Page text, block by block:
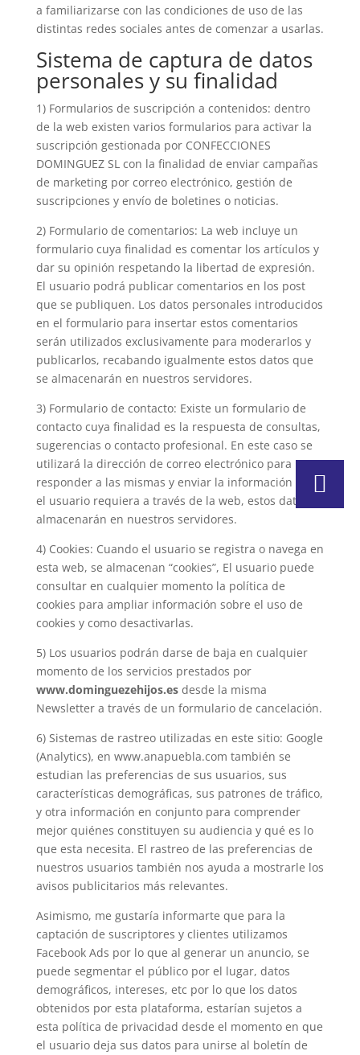
a familiarizarse con las condiciones de uso de las
distintas redes sociales antes de comenzar a usarlas.
Sistema de captura de datos
personales y su finalidad
1) Formularios de suscripción a contenidos: dentro
de la web existen varios formularios para activar la
suscripción gestionada por CONFECCIONES
DOMINGUEZ SLcon la finalidad de enviar campañas
de marketing por correo electrónico, gestión de
suscripciones y envío de boletines o noticias.
2) Formulario de comentarios: La web incluye un
formulario cuya finalidad es comentar los artículos y
dar su opinión respetando la libertad de expresión.
El usuario podrá publicar comentarios en los post
que se publiquen. Los datos personales introducidos
en el formulario para insertar estos comentarios
serán utilizados exclusivamente para moderarlos y
publicarlos, recabando igualmente estos datos que
se almacenarán en nuestros servidores.
3) Formulario de contacto: Existe un formulario de
contacto cuya finalidad es la respuesta de consultas,
sugerencias o contacto profesional. En este caso se
utilizará la dirección de correo electrónico para
responder a las mismas y enviar la información que
el usuario requiera a través de la web, estos datos se
almacenarán en nuestros servidores.
4) Cookies: Cuando el usuario se registra o navega en
esta web, se almacenan “cookies”, El usuario puede
consultar en cualquier momento la política de
cookies para ampliar información sobre el uso de
cookies y como desactivarlas.
5) Los usuarios podrán darse de baja en cualquier
momento de los servicios prestados por
www.dominguezehijos.esdesde la misma
Newsletter a través de un formulario de cancelación.
6) Sistemas de rastreo utilizadas en este sitio: Google
(Analytics), en www.anapuebla.com también se
estudian las preferencias de sus usuarios, sus
características demográficas, sus patrones de tráfico,
y otra información en conjunto para comprender
mejor quiénes constituyen su audiencia y qué es lo
que esta necesita. El rastreo de las preferencias de
nuestros usuarios también nos ayuda a mostrarle los
avisos publicitarios más relevantes.
Asimismo, me gustaría informarte que para la
captación de suscriptores y clientes utilizamos
Facebook Ads por lo que al generar un anuncio, se
puede segmentar el público por el lugar, datos
demográficos, intereses, etc por lo que los datos
obtenidos por esta plataforma, estarían sujetos a
esta política de privacidad desde el momento en que
el usuario deja sus datos para unirse al boletín de